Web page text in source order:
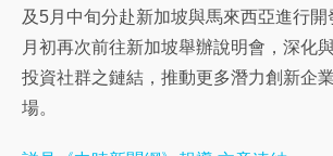
及5月中旬分赴新加坡與馬來西亞進行
月初再次前往新加坡舉辦說明會，深化
投資社群之鏈結，推動更多潛力創新企
場。